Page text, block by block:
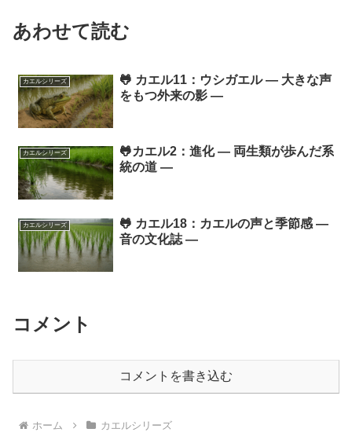
あわせて読む
カエルシリーズ
🐸 カエル11：ウシガエル ― 大きな声
をもつ外来の影 ―
カエルシリーズ
🐸カエル2：進化 ― 両生類が歩んだ系
統の道 ―
カエルシリーズ
🐸 カエル18：カエルの声と季節感 ―
音の文化誌 ―
コメント
コメントを書き込む
ホーム カエルシリーズ